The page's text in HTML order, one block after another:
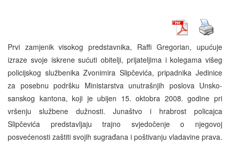
Prvi zamjenik visokog predstavnika, Raffi Gregorian, upućuje
izraze svoje iskrene sućuti obitelji, prijateljima i kolegama višeg
policijskog službenika Zvonimira Slipčevića, pripadnika Jedinice
za posebnu podršku Ministarstva unutrašnjih poslova Unsko-
sanskog kantona, koji je ubijen 15. oktobra 2008. godine pri
vršenju službene dužnosti. Junaštvo i hrabrost policajca
Slipčevića predstavljaju trajno svjedočenje o njegovoj
posvećenosti zaštiti svojih sugrađana i poštivanju vladavine prava.